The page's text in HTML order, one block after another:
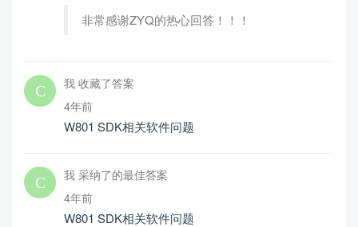
非常感谢ZYQ的热心回答！！！
我 收藏了答案
4年前
W801 SDK相关软件问题
我 采纳了的最佳答案
4年前
W801 SDK相关软件问题